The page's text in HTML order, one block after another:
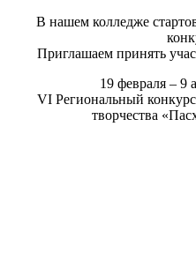
В нашем колледже
Приглашаем принять
19 февраля – 9
VI Региональный
творчества